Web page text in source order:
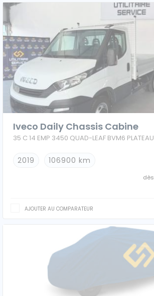
Citroën
Ford
Isuzu
Iveco
Renault
Volkswagen
Iveco Daily Chassis Cabine
35 C 14 EMP 3450 QUAD-LEAF BVM6 PLATEAU
2019 106900 km
dès
AJOUTER AU COMPARATEUR